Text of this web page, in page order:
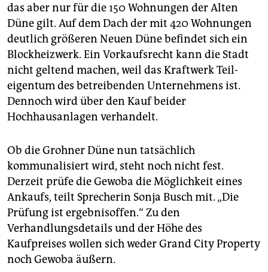
das aber nur für die 150 Wohnungen der Alten
Düne gilt. Auf dem Dach der mit 420 Wohnungen
deutlich größeren Neuen Düne befindet sich ein
Blockheizwerk. Ein Vorkaufsrecht kann die Stadt
nicht geltend machen, weil das Kraftwerk Teil­
eigentum des betreibenden Unternehmens ist.
Dennoch wird über den Kauf beider
Hochhausanlagen verhandelt.
Ob die Grohner Düne nun tatsächlich
kommunalisiert wird, steht noch nicht fest.
Derzeit prüfe die Gewoba die Möglichkeit eines
Ankaufs, teilt Sprecherin Sonja Busch mit. „Die
Prüfung ist ergebnisoffen.“ Zu den
Verhandlungsdetails und der Höhe des
Kaufpreises wollen sich weder Grand City Property
noch Gewoba äußern.